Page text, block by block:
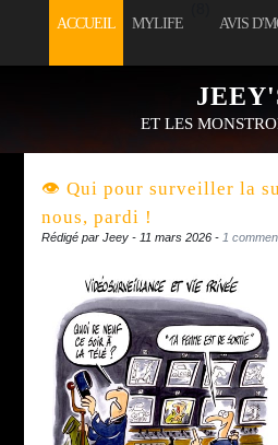
ACCUEIL MYLIFE AVIS
SORTIE
ET LES
👁️ Qui pour surveiller la
nous, pardi !
Rédigé par Jeey - 11 mars 2026 - 1